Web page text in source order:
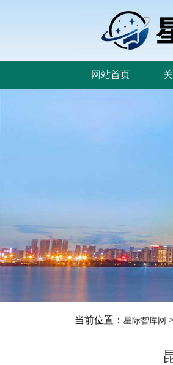
网站首页
当前位置： 星际智库网